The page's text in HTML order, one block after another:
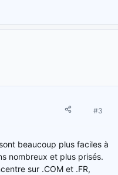
#3
beaucoup plus faciles à
nombreux et plus prisés.
sur .COM et .FR,